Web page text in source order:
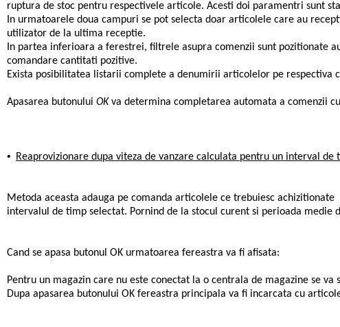
ruptura de stoc pentru respectivele articole. Acesti doi paramentri sunt
In urmatoarele doua campuri se pot selecta doar articolele care au
utilizator de la ultima receptie.
In partea inferioara a ferestrei, filtrele asupra comenzii sunt pozitionate
comandare cantitati pozitive.
Exista posibilitatea listarii complete a denumirii articolelor pe respectiva
Apasarea butonului OK va determina completarea automata a comenzii
• Reaprovizionare dupa viteza de vanzare calculata pentru un interval de
Metoda aceasta adauga pe comanda articolele ce trebuiesc
intervalul de timp selectat. Pornind de la stocul curent si perioada
Cand se apasa butonul OK urmatoarea fereastra va fi afisata:
Pentru un magazin care nu este conectat la o centrala de magazine se
Dupa apasarea butonului OK fereastra principala va fi incarcata cu